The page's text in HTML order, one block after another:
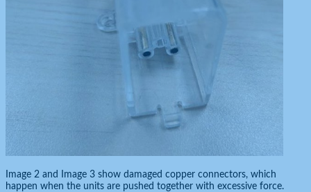
Image 2 and Image 3 show damaged copper connectors, which
happen when the units are pushed together with excessive force.